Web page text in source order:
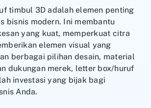
timbul 3D adalah elemen penting
bisnis modern. Ini membantu
yang kuat, memperkuat citra
elemen visual yang
berbagai pilihan desain, material
dukungan merek, letter box/huruf
investasi yang bijak bagi
Anda.